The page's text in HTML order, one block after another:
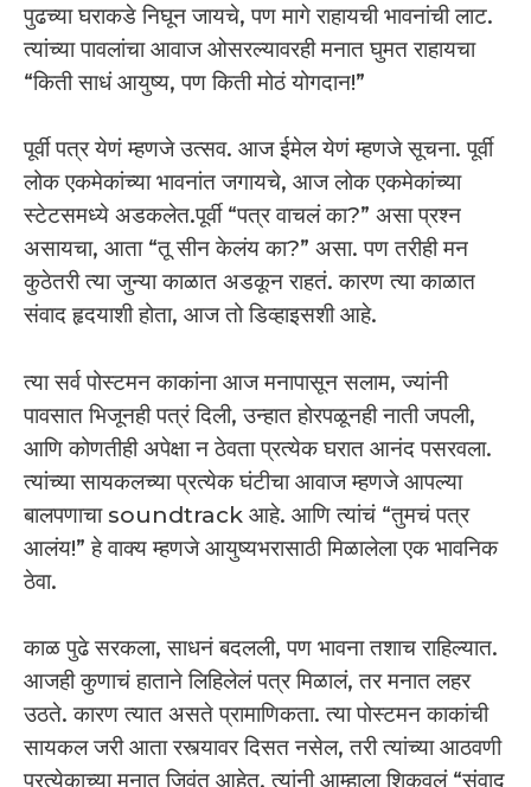
पुढच्या घराकडे निघून जायचे, पण मागे राहायची भावनांची लाट.
त्यांच्या पावलांचा आवाज ओसरल्यावरही मनात घुमत राहायचा
“किती साधं आयुष्य, पण किती मोठं योगदान!”
पूर्वी पत्र येणं म्हणजे उत्सव. आज ईमेल येणं म्हणजे सूचना. पूर्वी
लोक एकमेकांच्या भावनांत जगायचे, आज लोक एकमेकांच्या
स्टेटसमध्ये अडकलेत.पूर्वी “पत्र वाचलं का?” असा प्रश्न
असायचा, आता “तू सीन केलंय का?” असा. पण तरीही मन
कुठेतरी त्या जुन्या काळात अडकून राहतं. कारण त्या काळात
संवाद हृदयाशी होता, आज तो डिव्हाइसशी आहे.
त्या सर्व पोस्टमन काकांना आज मनापासून सलाम, ज्यांनी
पावसात भिजूनही पत्रं दिली, उन्हात होरपळूनही नाती जपली,
आणि कोणतीही अपेक्षा न ठेवता प्रत्येक घरात आनंद पसरवला.
त्यांच्या सायकलच्या प्रत्येक घंटीचा आवाज म्हणजे आपल्या
बालपणाचा soundtrack आहे. आणि त्यांचं “तुमचं पत्र
आलंय!” हे वाक्य म्हणजे आयुष्यभरासाठी मिळालेला एक भावनिक
ठेवा.
काळ पुढे सरकला, साधनं बदलली, पण भावना तशाच राहिल्यात.
आजही कुणाचं हाताने लिहिलेलं पत्र मिळालं, तर मनात लहर
उठते. कारण त्यात असते प्रामाणिकता. त्या पोस्टमन काकांची
सायकल जरी आता रस्त्यावर दिसत नसेल, तरी त्यांच्या आठवणी
प्रत्येकाच्या मनात जिवंत आहेत. त्यांनी आम्हाला शिकवलं “संवाद